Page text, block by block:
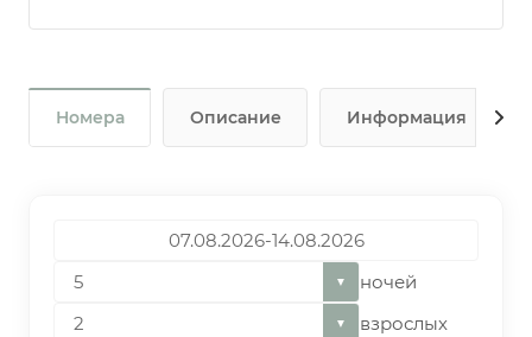
Номера Описание Информация
▼ ночей
▼ взрослых